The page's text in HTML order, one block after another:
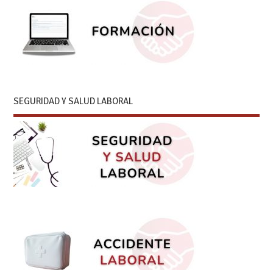
SEGURIDAD Y SALUD LABORAL